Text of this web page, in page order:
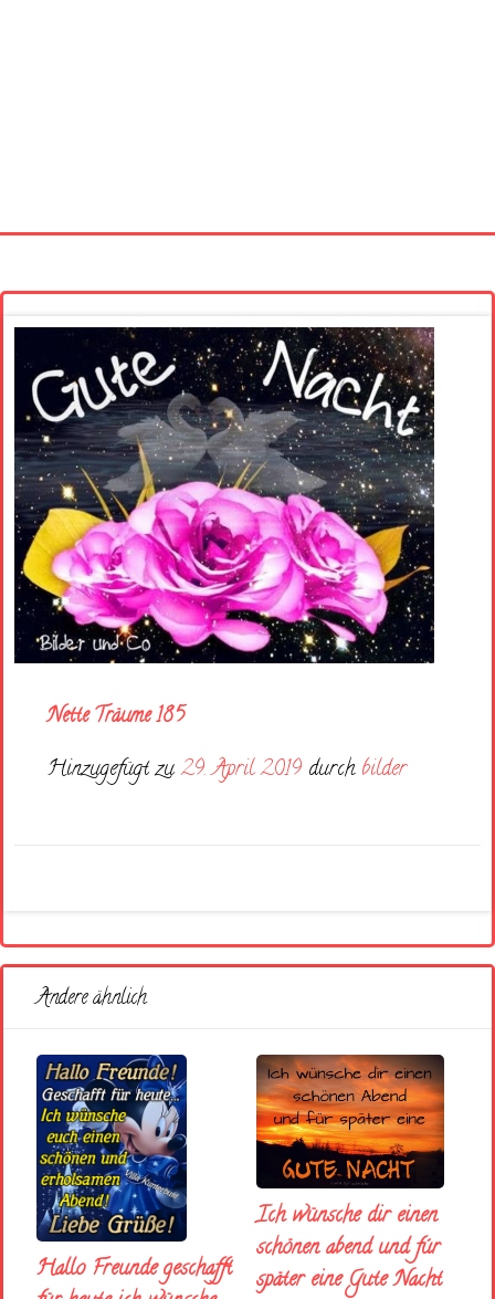
Nette Träume 185
Hinzugefügt zu29. April 2019 durch bilder
Andere ähnlich
Hallo Freunde geschafft
Ich wünsche dir einen
schönen abend und fúr
später eine Gute Nacht